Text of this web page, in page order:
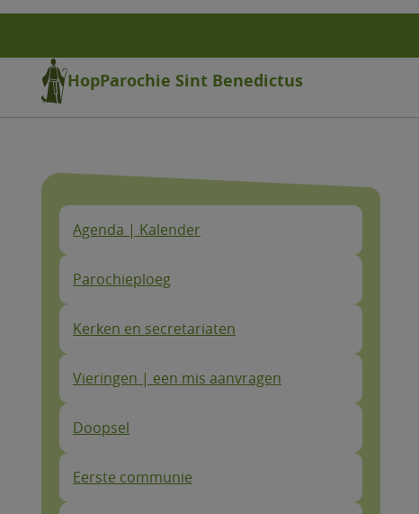
Overslaan
naar
inhoud
gaan
HopParochie Sint Benedictus
Agenda | Kalender
Parochieploeg
Kerken en secretariaten
Vieringen | een mis aanvragen
Doopsel
Eerste communie